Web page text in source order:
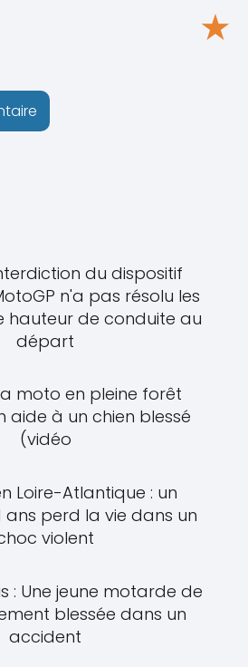
★
du dispositif
n'a pas résolu les
hauteur de conduite au
départ
moto en pleine forêt
aide à un chien blessé
(vidéo
Loire-Atlantique : un
ans perd la vie dans un
violent
: Une jeune motarde de
blessée dans un
accident